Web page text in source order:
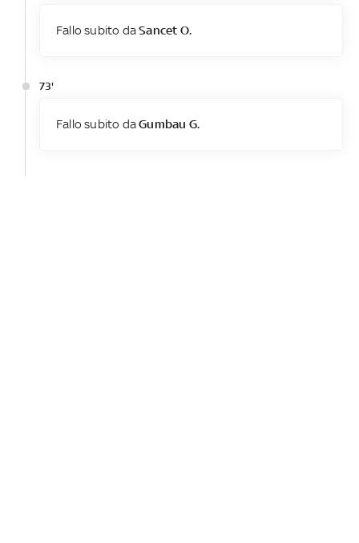
Fallo subito daSancet O.
73'
Fallo subito daGumbau G.